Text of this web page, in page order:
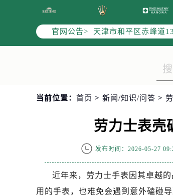
官网公告>
北京市东城区东长安
北京市朝阳区建国门
天津市和平区赤峰道
上海市徐汇区虹桥路3
南京市秦淮区中山南
徐州市鼓楼区淮海东
盐城市盐都区世纪大
泰州市海陵区永定东
杭州市上城区钱江路
金华市金东区东市南
当前位置： 首页 > 新闻/知识/问答 >
劳力士表壳
发布时间：2026-05-27
近年来，劳力士手表因其卓越
用的手表，也难免会遇到意外磕碰